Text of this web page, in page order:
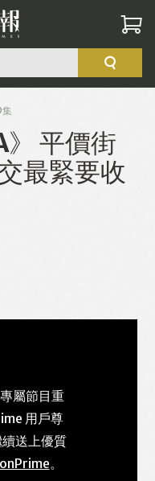
平價街
最緊要收
屬節目重
用戶尊
送上優質
。